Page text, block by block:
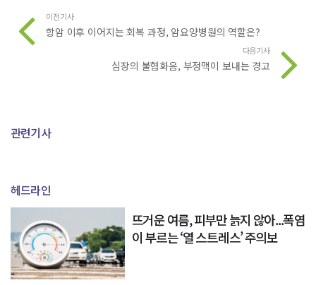
이전기사
항암 이후 이어지는 회복 과정, 암요양병원의 역할은?
다음기사
심장의 불협화음, 부정맥이 보내는 경고
관련기사
헤드라인
뜨거운 여름, 피부만 늙지 않아...폭염
이 부르는 ‘열 스트레스’ 주의보